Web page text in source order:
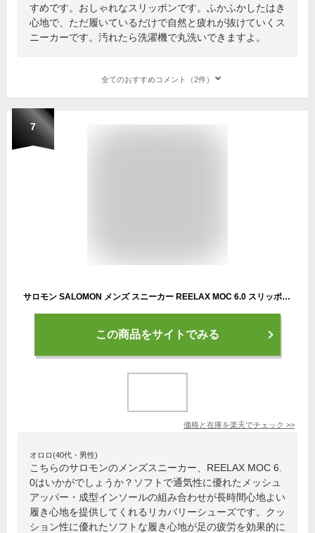
すめです。おしゃれなスリッポンです。ふかふかしたはき
心地で、ただ履いているだけで自然と疲れが抜けていくス
ニーカーです。汚れたら洗濯機で丸洗いできますよ。
全てのおすすめコメント（2件）
7
サロモン SALOMON メンズ スニーカー REELAX MOC 6.0 スリッポン リカバリーシューズ
この商品をサイトでみる
価格と在庫を楽天でチェック >>
オロロ(40代・男性)
こちらのサロモンのメンズスニーカー、REELAX MOC 6.
0はいかがでしょうか？ソフトで通気性に優れたメッシュ
アッパー・成型インソールの組み合わせが長時間心地よい
履き心地を提供してくれるリカバリーシューズです。クッ
ション性に優れたソフトな履き心地が足の疲労を効果的に